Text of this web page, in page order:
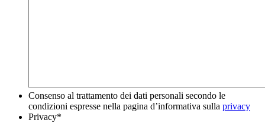
Consenso al trattamento dei dati personali secondo le
condizioni espresse nella pagina d’informativa sulla privacy
Privacy*